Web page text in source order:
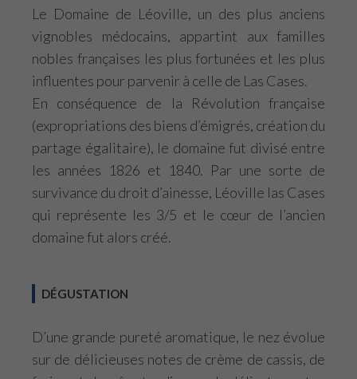
Le Domaine de Léoville, un des plus anciens
vignobles médocains, appartint aux familles
nobles françaises les plus fortunées et les plus
influentes pour parvenir à celle de Las Cases.
En conséquence de la Révolution française
(expropriations des biens d’émigrés, création du
partage égalitaire), le domaine fut divisé entre
les années 1826 et 1840. Par une sorte de
survivance du droit d’ainesse, Léoville las Cases
qui représente les 3/5 et le cœur de l’ancien
domaine fut alors créé.
DÉGUSTATION
D’une grande pureté aromatique, le nez évolue
sur de délicieuses notes de crème de cassis, de